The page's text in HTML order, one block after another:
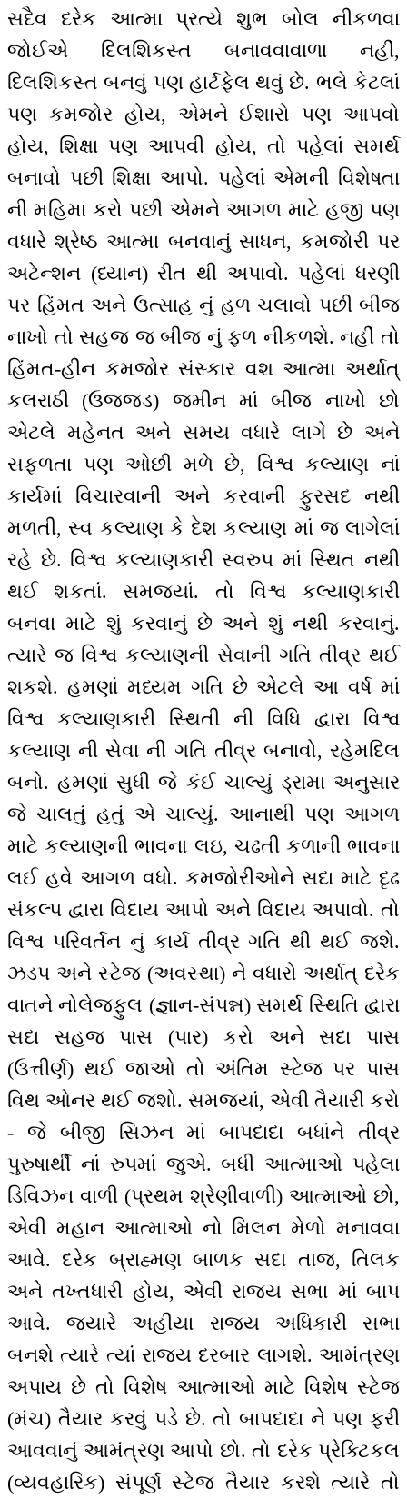
સદૈવ દરેક આત્મા પ્રત્યે શુભ બોલ નીકળવા
જોઈએ દિલશિકસ્ત બનાવવાવાળા નહીં,
દિલશિકસ્ત બનવું પણ હાર્ટફેલ થવું છે. ભલે કેટલાં
પણ કમજોર હોય, એમને ઈશારો પણ આપવો
હોય, શિક્ષા પણ આપવી હોય, તો પહેલાં સમર્થ
બનાવો પછી શિક્ષા આપો. પહેલાં એમની વિશેષતા
ની મહિમા કરો પછી એમને આગળ માટે હજી પણ
વધારે શ્રેષ્ઠ આત્મા બનવાનું સાધન, કમજોરી પર
અટેન્શન (ધ્યાન) રીત થી અપાવો. પહેલાં ધરણી
પર હિંમત અને ઉત્સાહ નું હળ ચલાવો પછી બીજ
નાખો તો સહજ જ બીજ નું ફળ નીકળશે. નહીં તો
હિંમત-હીન કમજોર સંસ્કાર વશ આત્મા અર્થાત્
કલરાઠી (ઉજ્જડ) જમીન માં બીજ નાખો છો
એટલે મહેનત અને સમય વધારે લાગે છે અને
સફળતા પણ ઓછી મળે છે, વિશ્વ કલ્યાણ નાં
કાર્યમાં વિચારવાની અને કરવાની ફુરસદ નથી
મળતી, સ્વ કલ્યાણ કે દેશ કલ્યાણ માં જ લાગેલાં
રહે છે. વિશ્વ કલ્યાણકારી સ્વરુપ માં સ્થિત નથી
થઈ શકતાં. સમજ્યાં. તો વિશ્વ કલ્યાણકારી
બનવા માટે શું કરવાનું છે અને શું નથી કરવાનું.
ત્યારે જ વિશ્વ કલ્યાણની સેવાની ગતિ તીવ્ર થઈ
શકશે. હમણાં મધ્યમ ગતિ છે એટલે આ વર્ષ માં
વિશ્વ કલ્યાણકારી સ્થિતી ની વિધિ દ્વારા વિશ્વ
કલ્યાણ ની સેવા ની ગતિ તીવ્ર બનાવો, રહેમદિલ
બનો. હમણાં સુધી જે કંઈ ચાલ્યું ડ્રામા અનુસાર
જે ચાલતું હતું એ ચાલ્યું. આનાથી પણ આગળ
માટે કલ્યાણની ભાવના લઇ, ચઢતી કળાની ભાવના
લઈ હવે આગળ વધો. કમજોરીઓને સદા માટે દૃઢ
સંકલ્પ દ્વારા વિદાય આપો અને વિદાય અપાવો. તો
વિશ્વ પરિવર્તન નું કાર્ય તીવ્ર ગતિ થી થઈ જશે.
ઝડપ અને સ્ટેજ (અવસ્થા) ને વધારો અર્થાત્ દરેક
વાતને નોલેજફુલ (જ્ઞાન-સંપન્ન) સમર્થ સ્થિતિ દ્વારા
સદા સહજ પાસ (પાર) કરો અને સદા પાસ
(ઉત્તીર્ણ) થઈ જાઓ તો અંતિમ સ્ટેજ પર પાસ
વિથ ઓનર થઈ જશો. સમજ્યાં, એવી તૈયારી કરો
- જે બીજી સિઝન માં બાપદાદા બધાંને તીવ્ર
પુરુષાર્થી નાં રુપમાં જુએ. બધી આત્માઓ પહેલા
ડિવિઝન વાળી (પ્રથમ શ્રેણીવાળી) આત્માઓ છો,
એવી મહાન આત્માઓ નો મિલન મેળો મનાવવા
આવે. દરેક બ્રાહ્મણ બાળક સદા તાજ, તિલક
અને તખ્તધારી હોય, એવી રાજ્ય સભા માં બાપ
આવે. જ્યારે અહીંયા રાજ્ય અધિકારી સભા
બનશે ત્યારે ત્યાં રાજ્ય દરબાર લાગશે. આમંત્રણ
અપાય છે તો વિશેષ આત્માઓ માટે વિશેષ સ્ટેજ
(મંચ) તૈયાર કરવું પડે છે. તો બાપદાદા ને પણ ફરી
આવવાનું આમંત્રણ આપો છો. તો દરેક પ્રેક્ટિકલ
(વ્યવહારિક) સંપૂર્ણ સ્ટેજ તૈયાર કરશે ત્યારે તો